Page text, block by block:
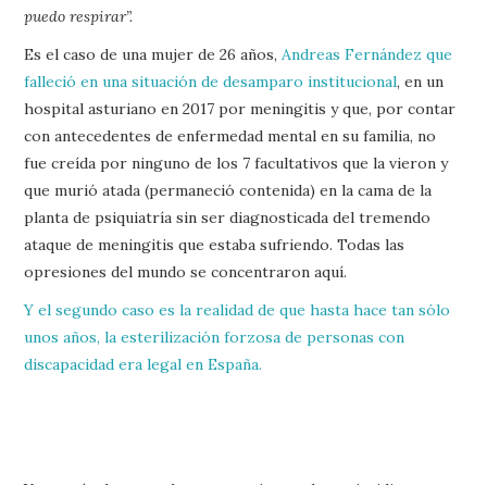
puedo respirar”.
Es el caso de una mujer de 26 años, Andreas Fernández que
falleció en una situación de desamparo institucional, en un
hospital asturiano en 2017 por meningitis y que, por contar
con antecedentes de enfermedad mental en su familia, no
fue creída por ninguno de los 7 facultativos que la vieron y
que murió atada (permaneció contenida) en la cama de la
planta de psiquiatría sin ser diagnosticada del tremendo
ataque de meningitis que estaba sufriendo. Todas las
opresiones del mundo se concentraron aquí.
Y el segundo caso es la realidad de que hasta hace tan sólo
unos años, la esterilización forzosa de personas con
discapacidad era legal en España.